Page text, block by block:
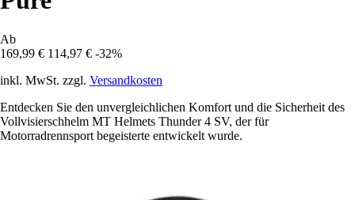
Ab
169,99 € 114,97 € -32%
inkl. MwSt. zzgl. Versandkosten
Entdecken Sie den unvergleichlichen Komfort und die Sicherheit des
Vollvisierschhelm MT Helmets Thunder 4 SV, der für
Motorradrennsport begeisterte entwickelt wurde.